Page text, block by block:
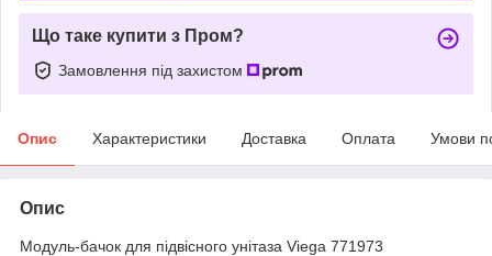
Що таке купити з Пром?
Замовлення під захистом
Опис Характеристики Доставка Оплата Умови
Опис
Модуль-бачок для підвісного унітаза Viega 771973